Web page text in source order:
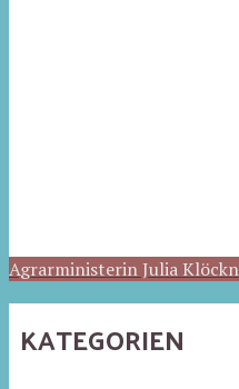
Agrarministerin Julia
KATEGORIEN